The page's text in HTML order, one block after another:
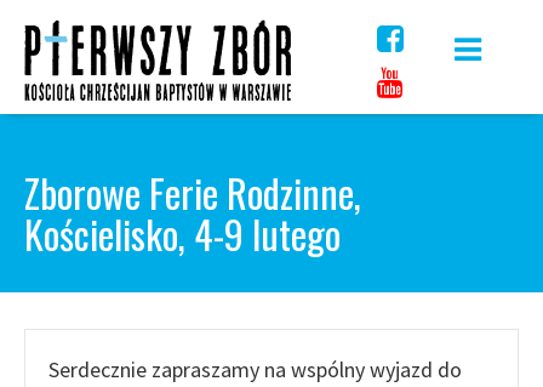
content
Zborowe Ferie Rodzinne,
Kościelisko, 4-9 lutego
Serdecznie zapraszamy na wspólny wyjazd do